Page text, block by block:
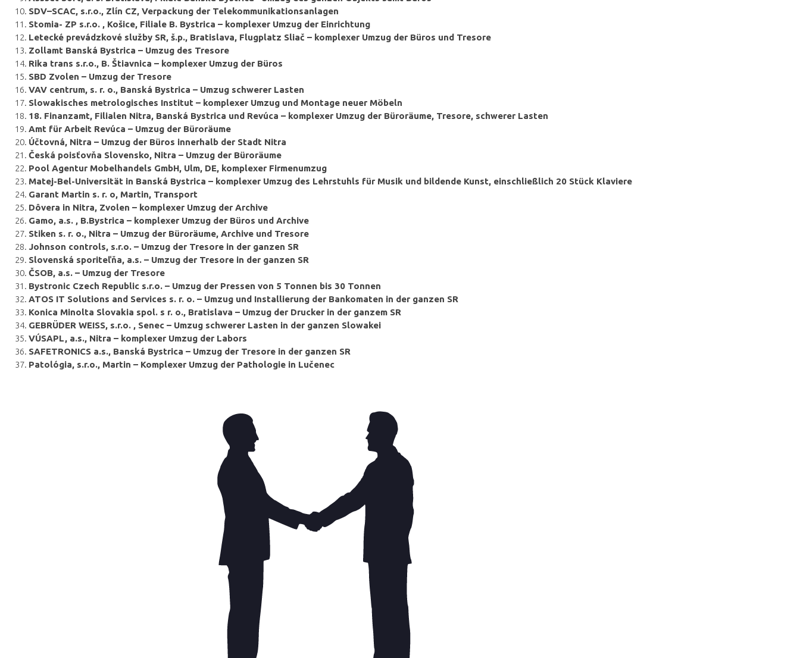
SDV–SCAC, s.r.o., Zlín CZ, Verpackung der Telekommunikationsanlagen
Stomia- ZP s.r.o. , Košice, Filiale B. Bystrica – komplexer Umzug der Einrichtung
Letecké prevádzkové služby SR, š.p., Bratislava, Flugplatz Sliač – komplexer Umzug der Büros und Tresore
Zollamt Banská Bystrica – Umzug des Tresore
Rika trans s.r.o., B. Štiavnica – komplexer Umzug der Büros
SBD Zvolen – Umzug der Tresore
VAV centrum, s. r. o., Banská Bystrica – Umzug schwerer Lasten
Slowakisches metrologisches Institut – komplexer Umzug und Montage neuer Möbeln
18. Finanzamt, Filialen Nitra, Banská Bystrica und Revúca – komplexer Umzug der Büroräume, Tresore, schwerer Lasten
Amt für Arbeit Revúca – Umzug der Büroräume
Účtovná, Nitra – Umzug der Büros innerhalb der Stadt Nitra
Česká poisťovňa Slovensko, Nitra – Umzug der Büroräume
Pool Agentur Mobelhandels GmbH, Ulm, DE, komplexer Firmenumzug
Matej-Bel-Universität in Banská Bystrica – komplexer Umzug des Lehrstuhls für Musik und bildende Kunst, einschließlich 20 Stück Klaviere
Garant Martin s. r. o, Martin, Transport
Dôvera in Nitra, Zvolen – komplexer Umzug der Archive
Gamo, a.s. , B.Bystrica – komplexer Umzug der Büros und Archive
Stiken s. r. o., Nitra – Umzug der Büroräume, Archive und Tresore
Johnson controls, s.r.o. – Umzug der Tresore in der ganzen SR
Slovenská sporiteľňa, a.s. – Umzug der Tresore in der ganzen SR
ČSOB, a.s. – Umzug der Tresore
Bystronic Czech Republic s.r.o. – Umzug der Pressen von 5 Tonnen bis 30 Tonnen
ATOS IT Solutions and Services s. r. o. – Umzug und Installierung der Bankomaten in der ganzen SR
Konica Minolta Slovakia spol. s r. o., Bratislava – Umzug der Drucker in der ganzem SR
GEBRÜDER WEISS, s.r.o. , Senec – Umzug schwerer Lasten in der ganzen Slowakei
VÚSAPL, a.s., Nitra – komplexer Umzug der Labors
SAFETRONICS a.s., Banská Bystrica – Umzug der Tresore in der ganzen SR
Patológia, s.r.o., Martin – Komplexer Umzug der Pathologie in Lučenec